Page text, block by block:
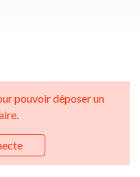
pouvoir déposer un